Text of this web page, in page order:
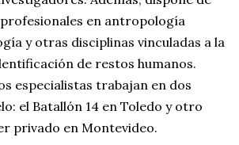
en antropología
y otras disciplinas vinculadas a la
de restos humanos.
especialistas trabajan en dos
el Batallón 14 en Toledo y otro
privado en Montevideo.